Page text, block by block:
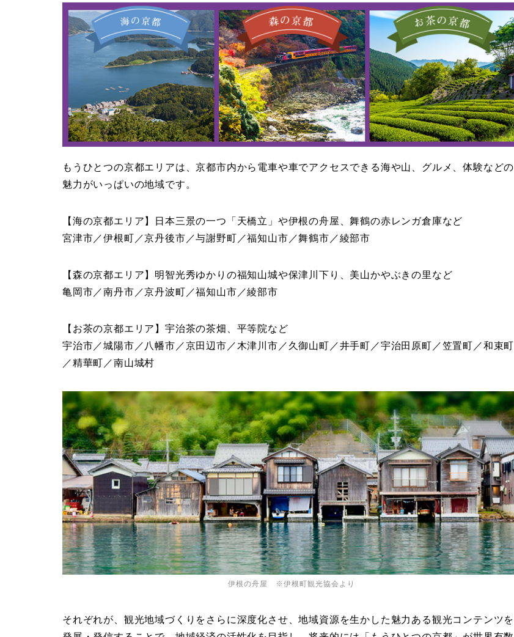
もうひとつの京都エリアは、京都市内から電車や車でアクセスできる海や山、グルメ、体験などの
魅力がいっぱいの地域です。
【海の京都エリア】日本三景の一つ「天橋立」や伊根の舟屋、舞鶴の赤レンガ倉庫など
宮津市／伊根町／京丹後市／与謝野町／福知山市／舞鶴市／綾部市
【森の京都エリア】明智光秀ゆかりの福知山城や保津川下り、美山かやぶきの里など
亀岡市／南丹市／京丹波町／福知山市／綾部市
【お茶の京都エリア】宇治茶の茶畑、平等院など
宇治市／城陽市／八幡市／京田辺市／木津川市／久御山町／井手町／宇治田原町／笠置町／和束町
／精華町／南山城村
伊根の舟屋 ※伊根町観光協会より
それぞれが、観光地域づくりをさらに深度化させ、地域資源を生かした魅力ある観光コンテンツを